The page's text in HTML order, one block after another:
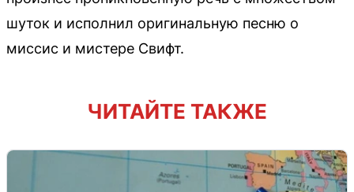
шуток и исполнил оригинальную песню о
миссис и мистере Свифт.
ЧИТАЙТЕ ТАКЖЕ